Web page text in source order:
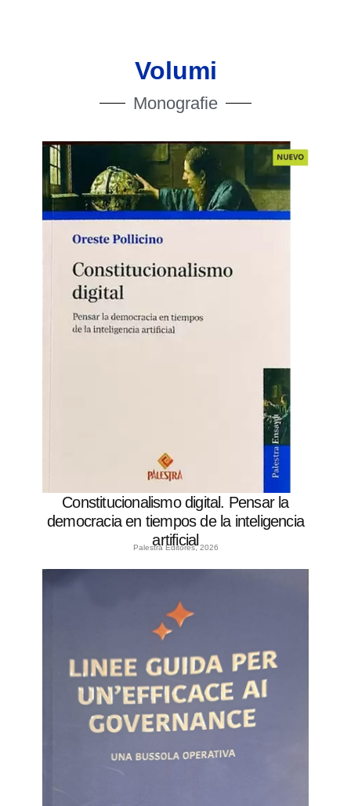
Volumi
Monografie
Constitucionalismo digital. Pensar la
democracia en tiempos de la inteligencia
artificial
Palestra Editores, 2026